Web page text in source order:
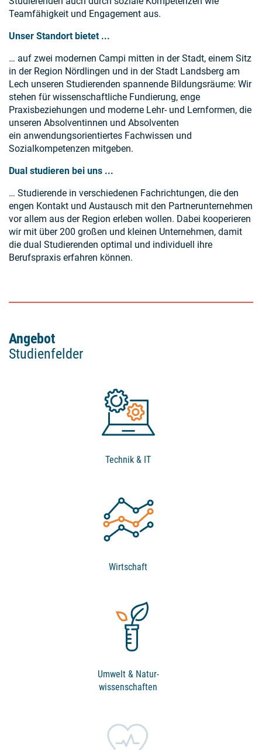
Teamfähigkeit und Engagement aus.
Unser Standort bietet ...
… auf zwei modernen Campi mitten in der Stadt, einem Sitz
in der Region Nördlingen und in der Stadt Landsberg am
Lech unseren Studierenden spannende Bildungsräume: Wir
stehen für wissenschaftliche Fundierung, enge
Praxisbeziehungen und moderne Lehr- und Lernformen, die
unseren Absolventinnen und Absolventen
ein anwendungsorientiertes Fachwissen und
Sozialkompetenzen mitgeben.
Dual studieren bei uns ...
… Studierende in verschiedenen Fachrichtungen, die den
engen Kontakt und Austausch mit den Partnerunternehmen
vor allem aus der Region erleben wollen. Dabei kooperieren
wir mit über 200 großen und kleinen Unternehmen, damit
die dual Studierenden optimal und individuell ihre
Berufspraxis erfahren können.
Angebot
Studienfelder
Technik & IT
Wirtschaft
Umwelt & Natur­
wissenschaften